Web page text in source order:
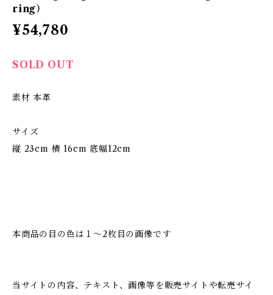
ring）
¥54,780
SOLD OUT
素材 本革
サイズ
縦 23cm 横 16cm 底幅12cm
本商品の目の色は１〜2枚目の画像です
当サイトの内容、テキスト、画像等を販売サイトや転売サイ